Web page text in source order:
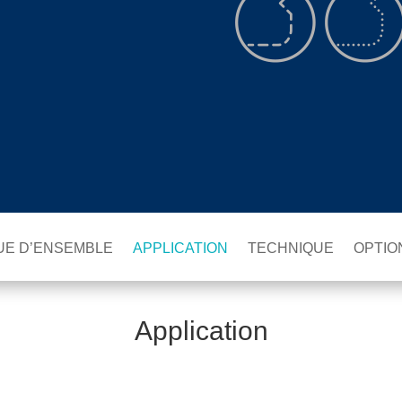
D’ENSEMBLE APPLICATION TECHNIQUE
Application